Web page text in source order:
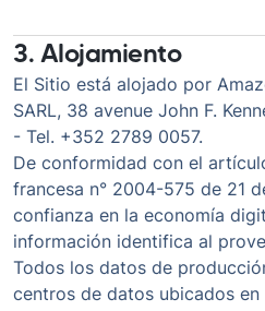
3. Alojamiento
El Sitio está alojado por
SARL, 38 avenue John F.
- Tel. +352 2789 0057.
De conformidad con el
francesa n° 2004-575 de 21
confianza en la economía
información identifica al
Todos los datos de
centros de datos ubicados en